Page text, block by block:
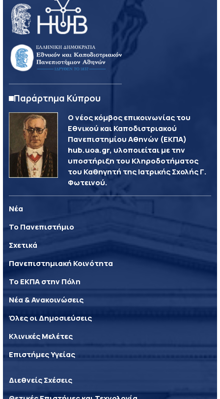
Παράρτημα Κύπρου
Ο νέος κόμβος επικοινωνίας του
Εθνικού και Καποδιστριακού
Πανεπιστημίου Αθηνών (ΕΚΠΑ)
hub.uoa.gr, υλοποιείται με την
υποστήριξη του Κληροδοτήματος
του Καθηγητή της Ιατρικής Σχολής Γ.
Φωτεινού.
Νέα
Το Πανεπιστήμιο
Σχετικά
Πανεπιστημιακή Κοινότητα
Το ΕΚΠΑ στην Πόλη
Νέα & Ανακοινώσεις
Όλες οι Δημοσιεύσεις
Κλινικές Μελέτες
Επιστήμες Υγείας
Διεθνείς Σχέσεις